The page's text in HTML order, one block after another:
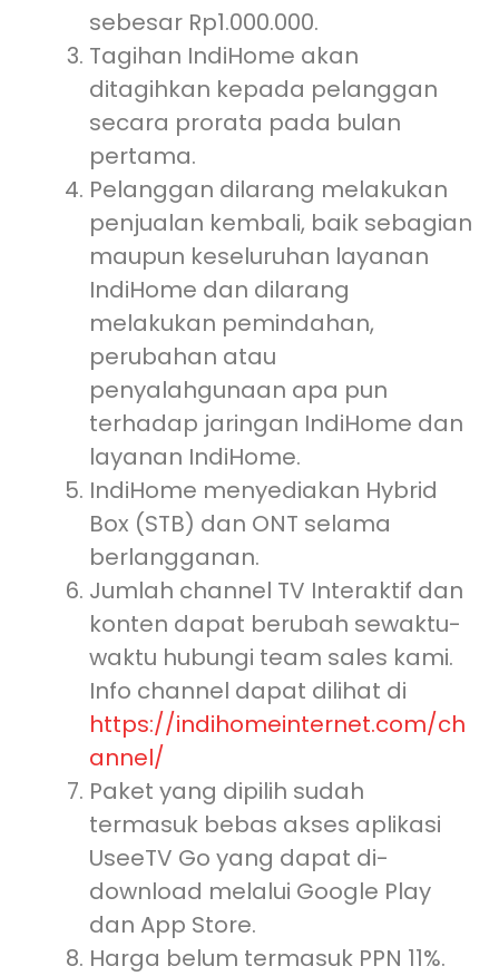
sebesar Rp1.000.000.
Tagihan IndiHome akan
ditagihkan kepada pelanggan
secara prorata pada bulan
pertama.
Pelanggan dilarang melakukan
penjualan kembali, baik sebagian
maupun keseluruhan layanan
IndiHome dan dilarang
melakukan pemindahan,
perubahan atau
penyalahgunaan apa pun
terhadap jaringan IndiHome dan
layanan IndiHome.
IndiHome menyediakan Hybrid
Box (STB) dan ONT selama
berlangganan.
Jumlah channel TV Interaktif dan
konten dapat berubah sewaktu-
waktu hubungi team sales kami.
Info channel dapat dilihat di
https://indihomeinternet.com/ch
annel/
Paket yang dipilih sudah
termasuk bebas akses aplikasi
UseeTV Go yang dapat di-
download melalui Google Play
dan App Store.
Harga belum termasuk PPN 11%.